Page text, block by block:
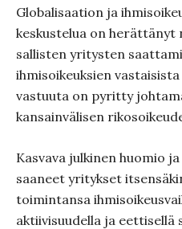
Globalisaation ja
keskustelua on herättänyt
sallisten yritysten
ihmisoikeuksien
vastuuta on pyritty
kansainvälisen
Kasvava julkinen huomio
saaneet yritykset
toimintansa
aktiivisuudella ja